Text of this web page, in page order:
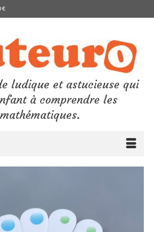
€
ludique et astucieuse qui
à comprendre les
mathématiques.